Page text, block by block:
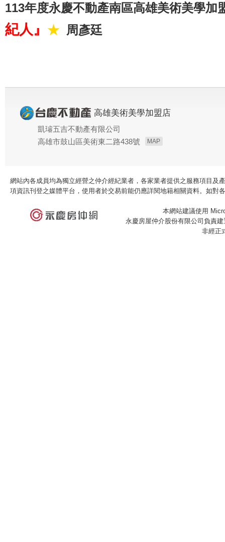
113年度永慶不動產南區高雄美術美學加
紀人』 ★ 周彥廷
高雄美術美學加盟店
凱璿五吉不動產有限公司
高雄市鼓山區美術東二路438號
MAP
網站內各成員均為獨立經營之仲介經紀業者，各家業者提供之服務項目
項資訊刊登之媒體平台，使用者於交易前能仍應詳閱地籍相關資料。如對
本網站建議使用
永慶房屋仲介股份有限公司負責
非經正